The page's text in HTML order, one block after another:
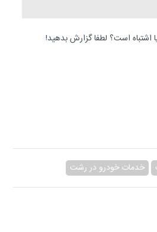
اشتباه است؟ لطفا گزارش بدهید!
خدمات خودرو در رشت